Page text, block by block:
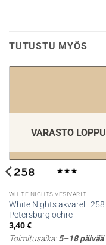
TUTUSTU MYÖS
VARASTO LOPPU
WHITE NIGHTS VESIVÄRIT
White Nights akvarelli 258
Petersburg ochre
3,40€
Toimitusaika:5–18 päivää